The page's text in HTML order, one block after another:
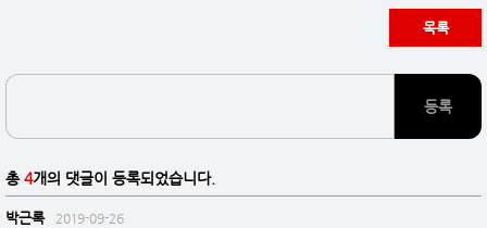
목록
등록
총4개의 댓글이 등록되었습니다.
박근록 2019-09-26